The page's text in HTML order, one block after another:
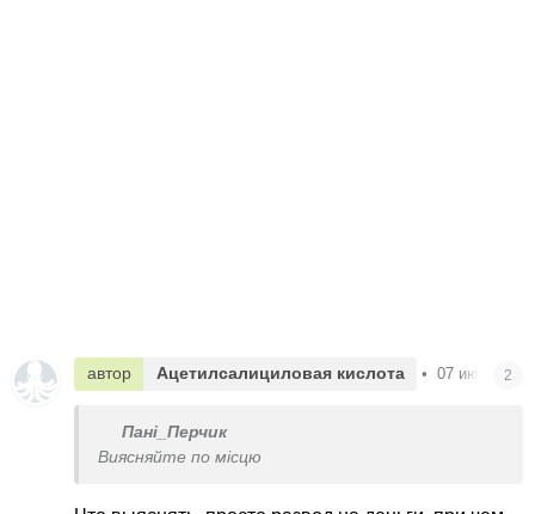
автор Ацетилсалициловая кислота • 07 июня в2
Пані_Перчик
Виясняйте по місцю